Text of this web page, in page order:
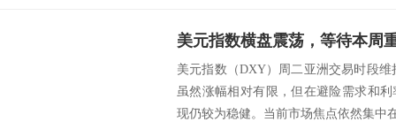
美元指数横盘震荡，等待本周
美元指数（DXY）周二亚洲交易时段
虽然涨幅相对有限，但在避险需求和
现仍较为稳健。当前市场焦点依然集中